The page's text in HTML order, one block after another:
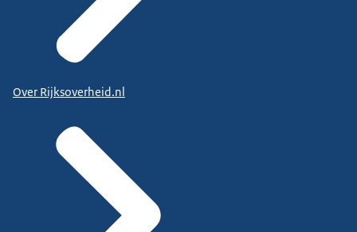
Over Rijksoverheid.nl